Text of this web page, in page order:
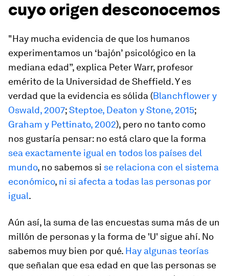
cuyo origen desconocemos
"Hay mucha evidencia de que los humanos
experimentamos un ‘bajón’ psicológico en la
mediana edad”, explica Peter Warr, profesor
emérito de la Universidad de Sheffield. Y es
verdad que la evidencia es sólida (Blanchflower y
Oswald, 2007;Steptoe, Deaton y Stone, 2015;
Graham y Pettinato, 2002), pero no tanto como
nos gustaría pensar: no está claro que la forma
sea exactamente igual en todos los países del
mundo, no sabemos si se relaciona con el sistema
económico, ni si afecta a todas las personas por
igual.
Aún así, la suma de las encuestas suma más de un
millón de personas y la forma de 'U' sigue ahí. No
sabemos muy bien por qué. Hay algunas teorías
que señalan que esa edad en que las personas se